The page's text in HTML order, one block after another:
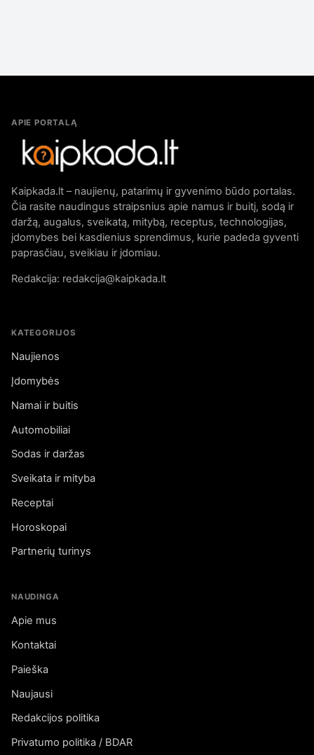
APIE PORTALĄ
Kaipkada.lt – naujienų, patarimų ir gyvenimo būdo portalas.
Čia rasite naudingus straipsnius apie namus ir buitį, sodą ir
daržą, augalus, sveikatą, mitybą, receptus, technologijas,
įdomybes bei kasdienius sprendimus, kurie padeda gyventi
paprasčiau, sveikiau ir įdomiau.
Redakcija: redakcija@kaipkada.lt
KATEGORIJOS
Naujienos
Įdomybės
Namai ir buitis
Automobiliai
Sodas ir daržas
Sveikata ir mityba
Receptai
Horoskopai
Partnerių turinys
NAUDINGA
Apie mus
Kontaktai
Paieška
Naujausi
Redakcijos politika
Privatumo politika / BDAR